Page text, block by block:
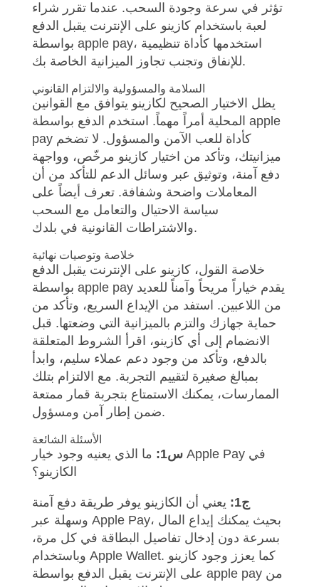
تؤثر في سرعة وجودة السحب. عندما تقرر شراء
لعبة باستخدام كازينو على الإنترنت يقبل الدفع
بواسطة apple pay، استخدمها كأداة تنظيمية
للإنفاق وتجنب تجاوز الميزانية الخاصة بك.
السلامة والمسؤولية والالتزام القانوني
يظل الاختيار الصحيح لكازينو يتوافق مع القوانين
المحلية أمراً مهماً. استخدم الدفع بواسطة apple
pay كأداة للعب الآمن والمسؤول. لا تضخم
ميزانيتك، وتأكد من اختيار كازينو مرخّص، وواجهة
دفع آمنة، وتوثيق عبر وسائل الدعم للتأكد من أن
المعاملات واضحة وشفافة. تعرف أيضاً على
سياسة الاحتيال والتعامل مع السحب
والاشتراطات القانونية في بلدك.
خلاصة وتوصيات نهائية
خلاصة القول، كازينو على الإنترنت يقبل الدفع
بواسطة apple pay يقدم خياراً مريحاً وآمناً للعديد
من اللاعبين. استفد من الإيداع السريع، وتأكد من
حماية جهازك والتزم بالميزانية التي وضعتها. قبل
الانضمام إلى أي كازينو، اقرأ الشروط المتعلقة
بالدفع، وتأكد من وجود دعم عملاء سليم، وابدأ
بمبالغ صغيرة لتقييم التجربة. مع الالتزام بتلك
الممارسات، يمكنك الاستمتاع بتجربة قمار ممتعة
ضمن إطار آمن ومسؤول.
الأسئلة الشائعة
س1:
ما الذي يعنيه وجود خيار Apple Pay في
الكازينو؟
ج1:
يعني أن الكازينو يوفر طريقة دفع آمنة
وسهلة عبر Apple Pay، بحيث يمكنك إيداع المال
بسرعة دون إدخال تفاصيل البطاقة في كل مرة،
وباستخدام Apple Wallet. كما يعزز وجود كازينو
على الإنترنت يقبل الدفع بواسطة apple pay من